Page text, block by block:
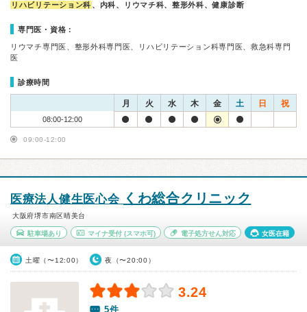
リハビリテーション科 、内科、リウマチ科、整形外科、健康診断
専門医・資格：
リウマチ専門医、整形外科専門医、リハビリテーション科専門医、救急科専門
医
診療時間
月 火 水 木 金 土 日 祝
08:00-12:00
09:00-12:00
医療法人健生医心会 くわ総合クリニック
大阪府堺市南区晴美台
駐車場あり マイナ受付(スマホ可) 電子処方せん対応 女医在籍
土曜（〜12:00） 夜（〜20:00）
3.24
5件